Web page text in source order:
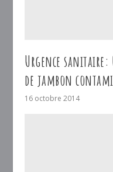
Urgence
de jambon
16 octobre 2014